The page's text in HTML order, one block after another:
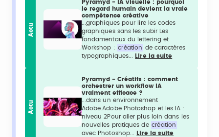
Actu
Pyramyd - IA visuelle : pourquoi
le regard humain devient la vraie
compétence créative
...graphiques pour lire les codes
graphiques sans les subir Les
fondamentaux du lettering et
Workshop : création de caractères
typographiques...
Lire la suite
Actu
Pyramyd - Créatifs : comment
orchestrer un workflow IA
vraiment efficace ?
...dans un environnement
Adobe.Adobe Photoshop et les IA :
niveau 2Pour aller plus loin dans les
nouvelles pratiques de création
avec Photoshop...
Lire la suite